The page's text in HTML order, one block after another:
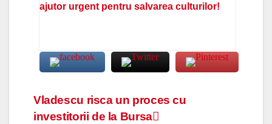
ajutor urgent pentru salvarea culturilor!
Navigare
Vladescu risca un proces cu
investitorii de la Bursa